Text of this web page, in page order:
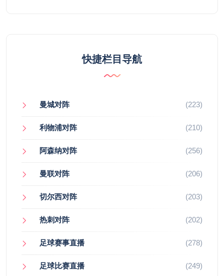
快捷栏目导航
曼城对阵 (223)
利物浦对阵 (210)
阿森纳对阵 (256)
曼联对阵 (206)
切尔西对阵 (203)
热刺对阵 (202)
足球赛事直播 (278)
足球比赛直播 (249)